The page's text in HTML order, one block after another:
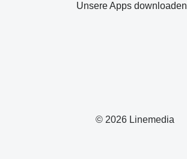
© 2026 Linemedia
Unsere Apps downloaden